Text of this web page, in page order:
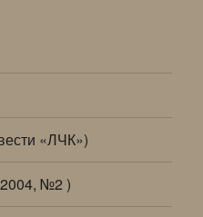
«ЛЧК»)
№2 )